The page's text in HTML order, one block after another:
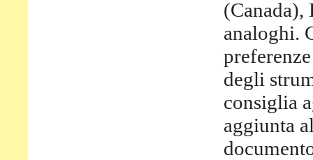
analoghi.
degli
consiglia
aggiunta